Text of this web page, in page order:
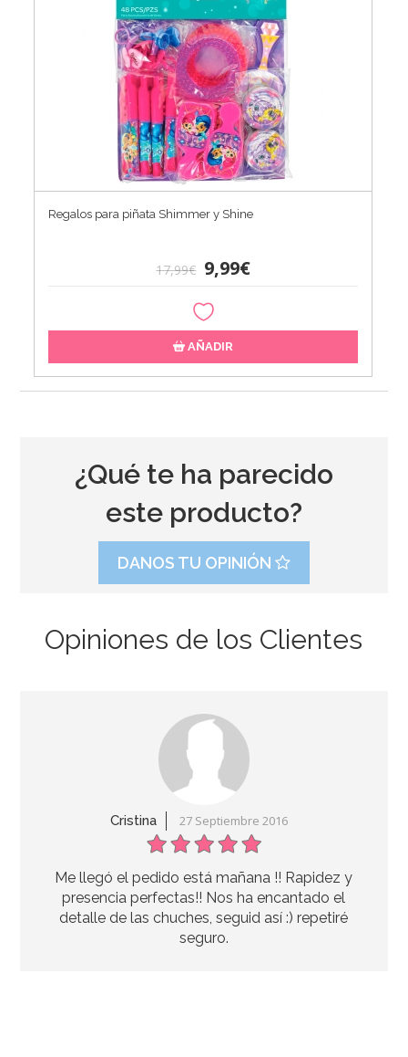
Regalos para piñata Shimmer y Shine
17,99€ 9,99€
AÑADIR
3,00€
¿Qué te ha parecido
este producto?
DANOS TU OPINIÓN
Opiniones de los Clientes
Cristina 27 Septiembre 2016
Me llegó el pedido está mañana !! Rapidez y
presencia perfectas!! Nos ha encantado el
detalle de las chuches, seguid así :) repetiré
seguro.